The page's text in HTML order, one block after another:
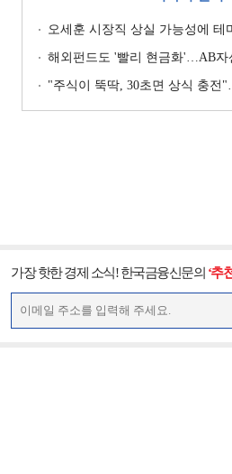
오세훈 시장직 상실 가능성에 테마주
해외펀드도 '빨리 현금화'…AB자산운
"주식이 뚝딱, 30초면 상식 충전"… 금융 투자
가장 핫한 경제 소식! 한국금융신문의 ‘추